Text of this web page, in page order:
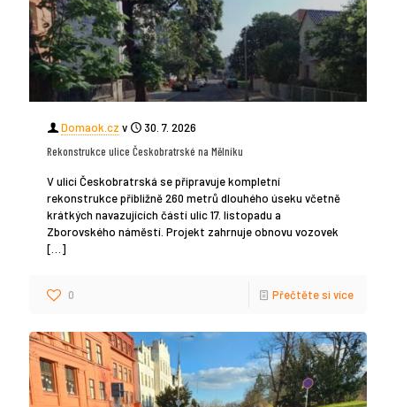
Domaok.cz v
30. 7. 2026
Rekonstrukce ulice Českobratrské na Mělníku
V ulici Českobratrská se připravuje kompletní
rekonstrukce přibližně 260 metrů dlouhého úseku včetně
krátkých navazujících částí ulic 17. listopadu a
Zborovského náměstí. Projekt zahrnuje obnovu vozovek
[…]
0 Přečtěte si více